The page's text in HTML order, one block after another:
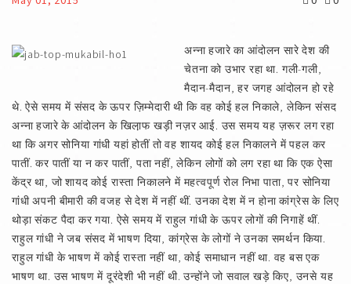
अन्ना हजारे का आंदोलन सारे देश की
चेतना को उभार रहा था. गली-गली,
मैदान-मैदान, हर जगह आंदोलन हो रहे
थे. ऐसे समय में संसद के ऊपर ज़िम्मेदारी थी कि वह कोई हल निकाले, लेकिन संसद
अन्ना हजारे के आंदोलन के खिला़फ खड़ी नज़र आई. उस समय यह ज़रूर लग रहा
था कि अगर सोनिया गांधी यहां होतीं तो वह शायद कोई हल निकालने में पहल कर
पातीं. कर पातीं या न कर पातीं, पता नहीं, लेकिन लोगों को लग रहा था कि एक ऐसा
केंद्र था, जो शायद कोई रास्ता निकालने में महत्वपूर्ण रोल निभा पाता, पर सोनिया
गांधी अपनी बीमारी की वजह से देश में नहीं थीं. उनका देश में न होना कांग्रेस के लिए
थोड़ा संकट पैदा कर गया. ऐसे समय में राहुल गांधी के ऊपर लोगों की निगाहें थीं.
राहुल गांधी ने जब संसद में भाषण दिया, कांग्रेस के लोगों ने उनका समर्थन किया.
राहुल गांधी के भाषण में कोई रास्ता नहीं था, कोई समाधान नहीं था. वह बस एक
भाषण था. उस भाषण में दूरंदेशी भी नहीं थी. उन्होंने जो सवाल खड़े किए, उनसे यह